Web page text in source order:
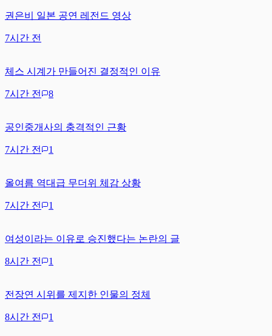
권은비 일본 공연 레전드 영상
7시간 전
체스 시계가 만들어진 결정적인 이유
7시간 전 8
공인중개사의 충격적인 근황
7시간 전 1
올여름 역대급 무더위 체감 상황
7시간 전 1
여성이라는 이유로 승진했다는 논란의 글
8시간 전 1
전장연 시위를 제지한 인물의 정체
8시간 전 1